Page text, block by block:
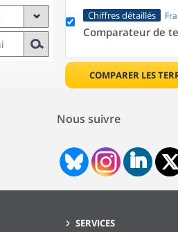
Chiffres détaillés
Comparateur de
COMPARER LES
Nous suivre
SERVICES